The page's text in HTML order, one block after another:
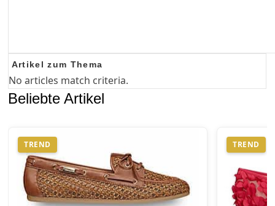
Artikel zum Thema
No articles match criteria.
Beliebte Artikel
TREND TREND